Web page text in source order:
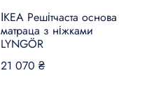
ІКЕА Решітчаста основа
матраца з ніжками
LYNGÖR
21 070 ₴